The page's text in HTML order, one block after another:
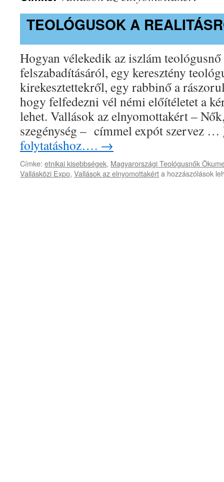
TEOLÓGUSOK A
Hogyan vélekedik az iszlám
felszabadításáról, egy keresztény
kirekesztettekről, egy rabbinő a
hogy felfedezni vél némi előítéletet a
lehet. Vallások az elnyomottakért –
szegénység – címmel expót szervez …
folytatáshoz…. →
Címke: etnikai kisebbségek, Magyarországi Teológusnők
Vallásközi Expo, Vallások az elnyomottakértTeológusok
a hozzászólások